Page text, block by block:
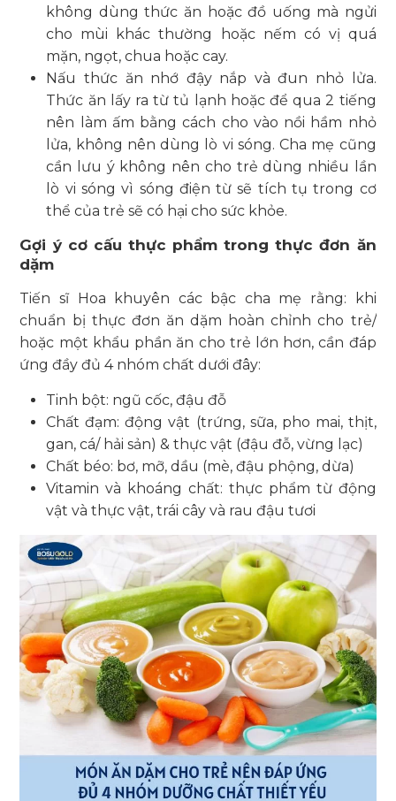
không dùng thức ăn hoặc đồ uống mà ngửi
cho mùi khác thường hoặc nếm có vị quá
mặn, ngọt, chua hoặc cay.
Nấu thức ăn nhớ đậy nắp và đun nhỏ lửa.
Thức ăn lấy ra từ tủ lạnh hoặc để qua 2 tiếng
nên làm ấm bằng cách cho vào nồi hầm nhỏ
lửa, không nên dùng lò vi sóng. Cha mẹ cũng
cần lưu ý không nên cho trẻ dùng nhiều lần
lò vi sóng vì sóng điện từ sẽ tích tụ trong cơ
thể của trẻ sẽ có hại cho sức khỏe.
Gợi ý cơ cấu thực phẩm trong thực đơn ăn
dặm
Tiến sĩ Hoa khuyên các bậc cha mẹ rằng: khi
chuẩn bị thực đơn ăn dặm hoàn chỉnh cho trẻ/
hoặc một khẩu phần ăn cho trẻ lớn hơn, cần đáp
ứng đầy đủ 4 nhóm chất dưới đây:
Tinh bột: ngũ cốc, đậu đỗ
Chất đạm: động vật (trứng, sữa, pho mai, thịt,
gan, cá/ hải sản) & thực vật (đậu đỗ, vừng lạc)
Chất béo: bơ, mỡ, dầu (mè, đậu phộng, dừa)
Vitamin và khoáng chất: thực phẩm từ động
vật và thực vật, trái cây và rau đậu tươi